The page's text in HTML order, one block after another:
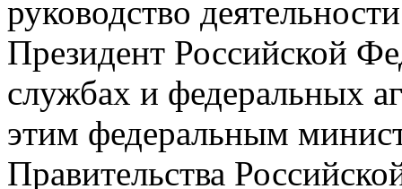
руководство
Президент Российской
службах и федеральных
этим федеральным
Правительства